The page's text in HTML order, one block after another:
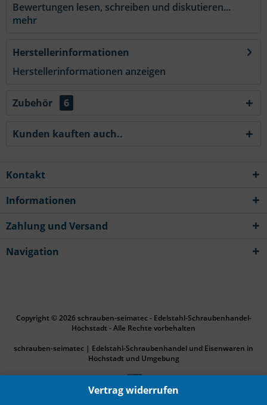
Vertrag widerrufen
Bewertungen lesen, schreiben und diskutieren...
mehr
Herstellerinformationen
Herstellerinformationen anzeigen
Zubehör 6
Kunden kauften auch..
Kontakt
Informationen
Zahlung und Versand
Navigation
Copyright © 2026 schrauben-seimatec - Edelstahl-Schraubenhandel-
Höchstadt - Alle Rechte vorbehalten
schrauben-seimatec | Edelstahl-Schraubenhandel und Eisenwaren in
Höchstadt und Umgebung